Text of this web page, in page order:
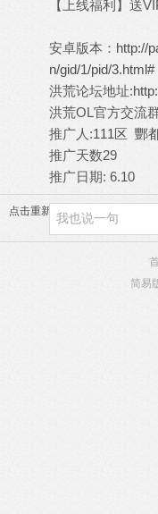
【上线福利】送
安卓版本： http://
n/gid/1/pid/3.html#
洪荒论坛地址:
洪荒OL官方交流
推广人:111区 酆
推广天数29
推广日期: 6.10
点击重新加载
简易